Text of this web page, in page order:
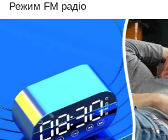
Режим FM радіо